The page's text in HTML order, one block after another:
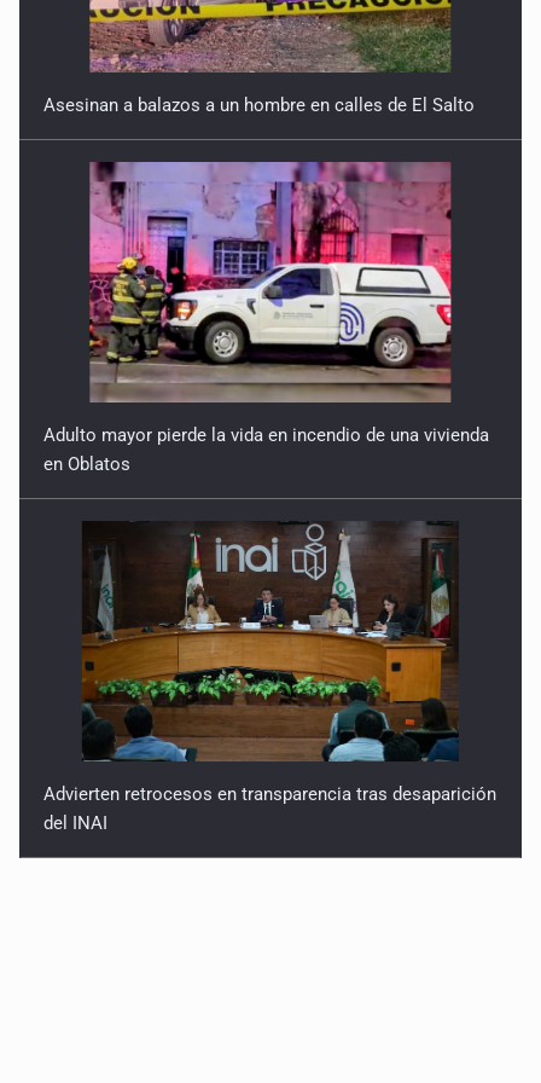
Asesinan a balazos a un hombre en calles de El Salto
Adulto mayor pierde la vida en incendio de una vivienda
en Oblatos
Advierten retrocesos en transparencia tras desaparición
del INAI